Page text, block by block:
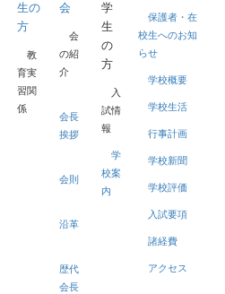
生の
方
教
育実
習関
係
会
会
の紹
介
会長
挨拶
会則
沿革
歴代
会長
学
生
の
方
入
試情
報
学
校案
内
保護者・在
校生へのお知
らせ
学校概要
学校生活
行事計画
学校新聞
学校評価
入試要項
諸経費
アクセス